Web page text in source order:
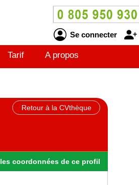
Se connecter
Tarif A propos
Retour à la CVthèque
les coordonnées de ce profil